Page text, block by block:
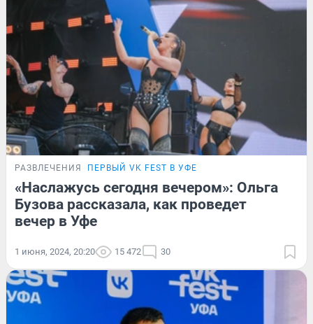
РАЗВЛЕЧЕНИЯ ПЕРВЫЙ VK FEST В УФЕ
«Наслажусь сегодня вечером»: Ольга
Бузова рассказала, как проведет
вечер в Уфе
1 июня, 2024, 20:20 15 472 30